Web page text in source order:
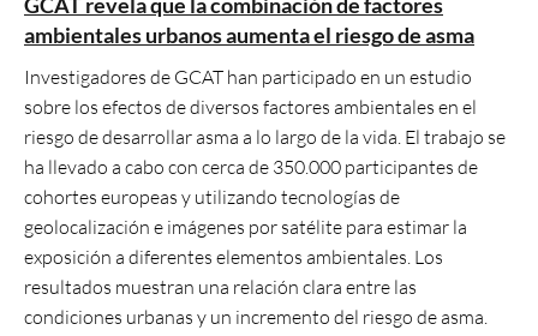
GCAT revela que la combinación de factores
ambientales urbanos aumenta el riesgo de asma
Investigadores de GCAT han participado en un estudio
sobre los efectos de diversos factores ambientales en el
riesgo de desarrollar asma a lo largo de la vida. El trabajo se
ha llevado a cabo con cerca de 350.000 participantes de
cohortes europeas y utilizando tecnologías de
geolocalización e imágenes por satélite para estimar la
exposición a diferentes elementos ambientales. Los
resultados muestran una relación clara entre las
condiciones urbanas y un incremento del riesgo de asma.